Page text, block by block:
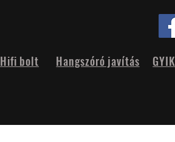
Hifi bolt Hangszóró javítás GYIK